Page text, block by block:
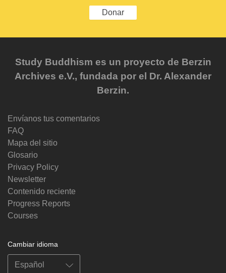
Donar
Study Buddhism es un proyecto de Berzin
Archives e.V., fundada por el Dr. Alexander
Berzin.
Envíanos tus comentarios
FAQ
Mapa del sitio
Glosario
Privacy Policy
Newsletter
Contenido reciente
Progress Reports
Courses
Cambiar idioma